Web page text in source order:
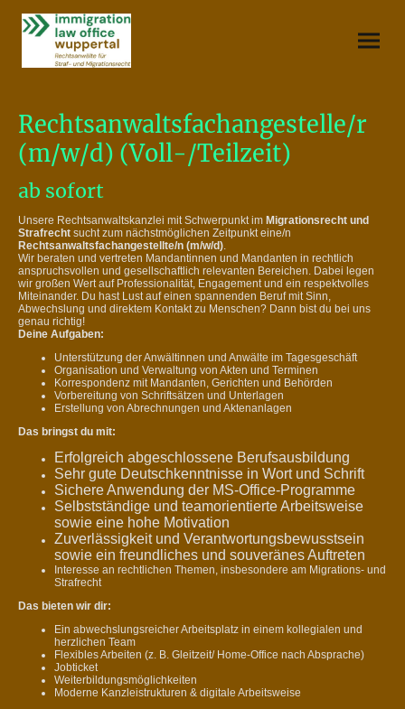
Rechtsanwaltsfachangestelle/r
(m/w/d) (Voll-/Teilzeit)
ab sofort
Unsere Rechtsanwaltskanzlei mit Schwerpunkt im Migrationsrecht und
Strafrecht sucht zum nächstmöglichen Zeitpunkt eine/n
Rechtsanwaltsfachangestellte/n (m/w/d)
Wir beraten und vertreten Mandantinnen und Mandanten in rechtlich
anspruchsvollen und gesellschaftlich relevanten Bereichen. Dabei legen
wir großen Wert auf Professionalität, Engagement und ein respektvolles
Miteinander. Du hast Lust auf einen spannenden Beruf mit Sinn,
Abwechslung und direktem Kontakt zu Menschen? Dann bist du bei uns
genau richtig!
Deine Aufgaben:
Unterstützung der Anwältinnen und Anwälte im Tagesgeschäft
Organisation und Verwaltung von Akten und Terminen
Korrespondenz mit Mandanten, Gerichten und Behörden
Vorbereitung von Schriftsätzen und Unterlagen
Erstellung von Abrechnungen und Aktenanlagen
Das bringst du mit:
Erfolgreich abgeschlossene Berufsausbildung
Sehr gute Deutschkenntnisse in Wort und Schrift
Sichere Anwendung der MS-Office-Programme
Selbstständige und teamorientierte Arbeitsweise
sowie eine hohe Motivation
Zuverlässigkeit und Verantwortungsbewusstsein
sowie ein freundliches und souveränes Auftreten
Interesse an rechtlichen Themen, insbesondere am Migrations- und
Strafrecht
Das bieten wir dir:
Ein abwechslungsreicher Arbeitsplatz in einem kollegialen und
herzlichen Team
Flexibles Arbeiten (z. B. Gleitzeit/ Home-Office nach Absprache)
Jobticket
Weiterbildungsmöglichkeiten
Moderne Kanzleistrukturen & digitale Arbeitsweise